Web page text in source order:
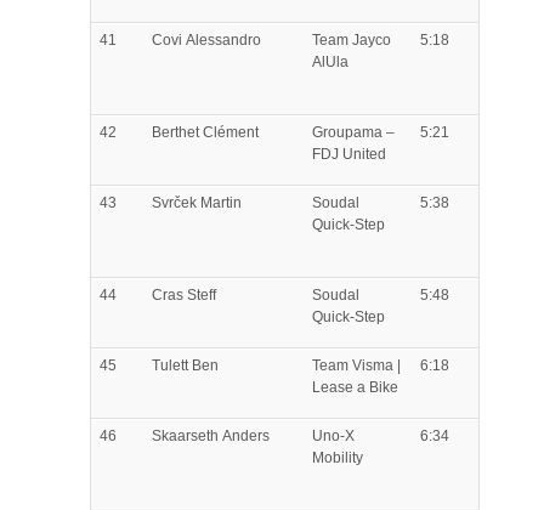
41 Covi Alessandro
Team Jayco
AlUla
5:18
42 BerthetClément
Groupama –
FDJ United
5:21
43 Svrček Martin
Soudal
Quick-Step
5:38
44 Cras Steff
Soudal
Quick-Step
5:48
45 TulettBen
Team Visma |
Lease a Bike
6:18
46 Skaarseth Anders
Uno-X
Mobility
6:34